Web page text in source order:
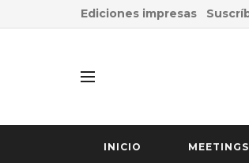
Ediciones impresas
INICIO